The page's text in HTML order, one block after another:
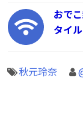
おで
タイ
秋元玲奈